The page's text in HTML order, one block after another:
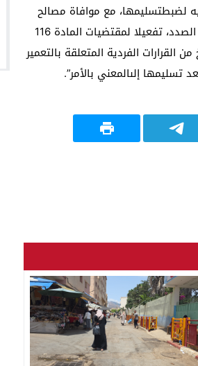
لضبطتسليمها، مع موافاة مصالح
هذه العمالة بالشواهد المسلمة في الحين لضمان تفعيل المواكبةالآنية في هذا الصدد، تفعيلا لمقتضيات المادة 116
نسخ من القرارات الفردية المتعلقة بالتعمير